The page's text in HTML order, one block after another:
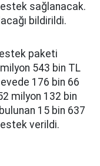
sağlanacak.
bildirildi.
paketi
543 bin TL
176 bin 66
milyon 132 bin
15 bin 637
verildi.